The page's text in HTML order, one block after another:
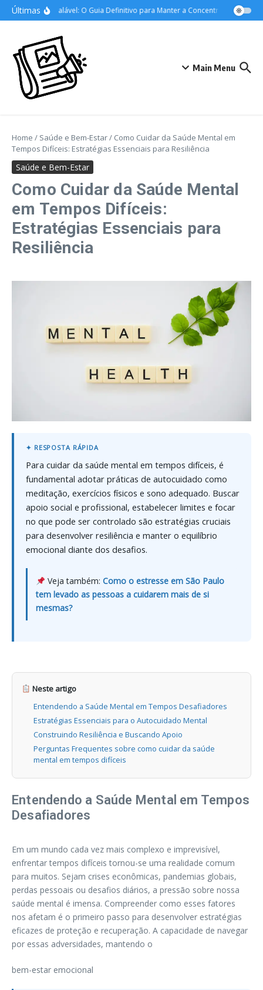
Ir para o conteúdo
Últimas
Foco Inabalável: O Guia Definitivo para Manter a Concentração nos
Main Menu
Home / Saúde e Bem-Estar/ Como Cuidar da Saúde Mental em
Tempos Difíceis: Estratégias Essenciais para Resiliência
Saúde e Bem-Estar
Como Cuidar da Saúde Mental
em Tempos Difíceis:
Estratégias Essenciais para
Resiliência
Para cuidar da saúde mental em tempos difíceis, é
fundamental adotar práticas de autocuidado como
meditação, exercícios físicos e sono adequado. Buscar
apoio social e profissional, estabelecer limites e focar
no que pode ser controlado são estratégias cruciais
para desenvolver resiliência e manter o equilíbrio
emocional diante dos desafios.
Veja também: Como o estresse em São Paulo
tem levado as pessoas a cuidarem mais de si
mesmas?
Neste artigo
Entendendo a Saúde Mental em Tempos Desafiadores
Estratégias Essenciais para o Autocuidado Mental
Construindo Resiliência e Buscando Apoio
Perguntas Frequentes sobre como cuidar da saúde
mental em tempos difíceis
Entendendo a Saúde Mental em Tempos
Desafiadores
Em um mundo cada vez mais complexo e imprevisível,
enfrentar tempos difíceis tornou-se uma realidade comum
para muitos. Sejam crises econômicas, pandemias globais,
perdas pessoais ou desafios diários, a pressão sobre nossa
saúde mental é imensa. Compreender como esses fatores
nos afetam é o primeiro passo para desenvolver estratégias
eficazes de proteção e recuperação. A capacidade de navegar
por essas adversidades, mantendo o
bem-estar emocional